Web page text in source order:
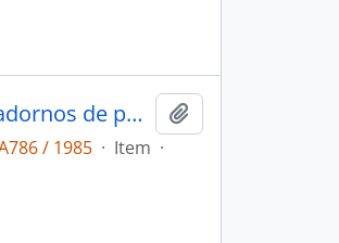
Arte e corpo: pintura sobre a pele e adornos de povos indígenas brasileiros.
/ 1985 · Item ·